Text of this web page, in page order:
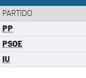
PARTIDO
PP
PSOE
IU